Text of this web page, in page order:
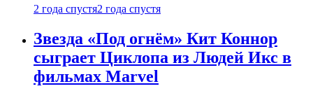
2 года спустя2 года спустя
Звезда «Под огнём» Кит Коннор
сыграет Циклопа из Людей Икс в
фильмах Marvel